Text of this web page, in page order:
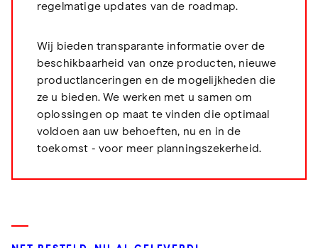
regelmatige updates van de roadmap.
Wij bieden transparante informatie over de
beschikbaarheid van onze producten, nieuwe
productlanceringen en de mogelijkheden die
ze u bieden. We werken met u samen om
oplossingen op maat te vinden die optimaal
voldoen aan uw behoeften, nu en in de
toekomst - voor meer planningszekerheid.